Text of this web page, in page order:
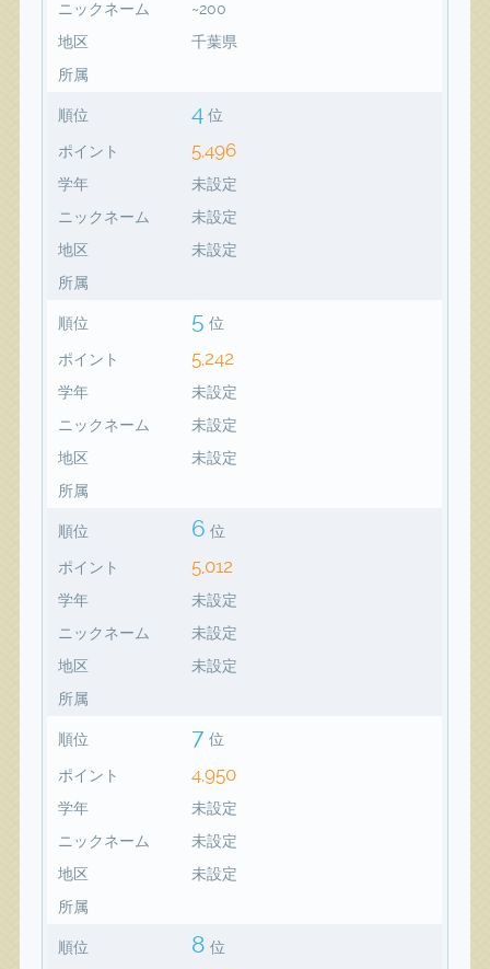
ニックネーム
~200
地区
千葉県
所属
順位 4 位
ポイント 5,496
学年
未設定
ニックネーム
未設定
地区
未設定
所属
順位 5 位
ポイント 5,242
学年
未設定
ニックネーム
未設定
地区
未設定
所属
順位 6 位
ポイント 5,012
学年
未設定
ニックネーム
未設定
地区
未設定
所属
順位 7 位
ポイント 4,950
学年
未設定
ニックネーム
未設定
地区
未設定
所属
順位 8 位